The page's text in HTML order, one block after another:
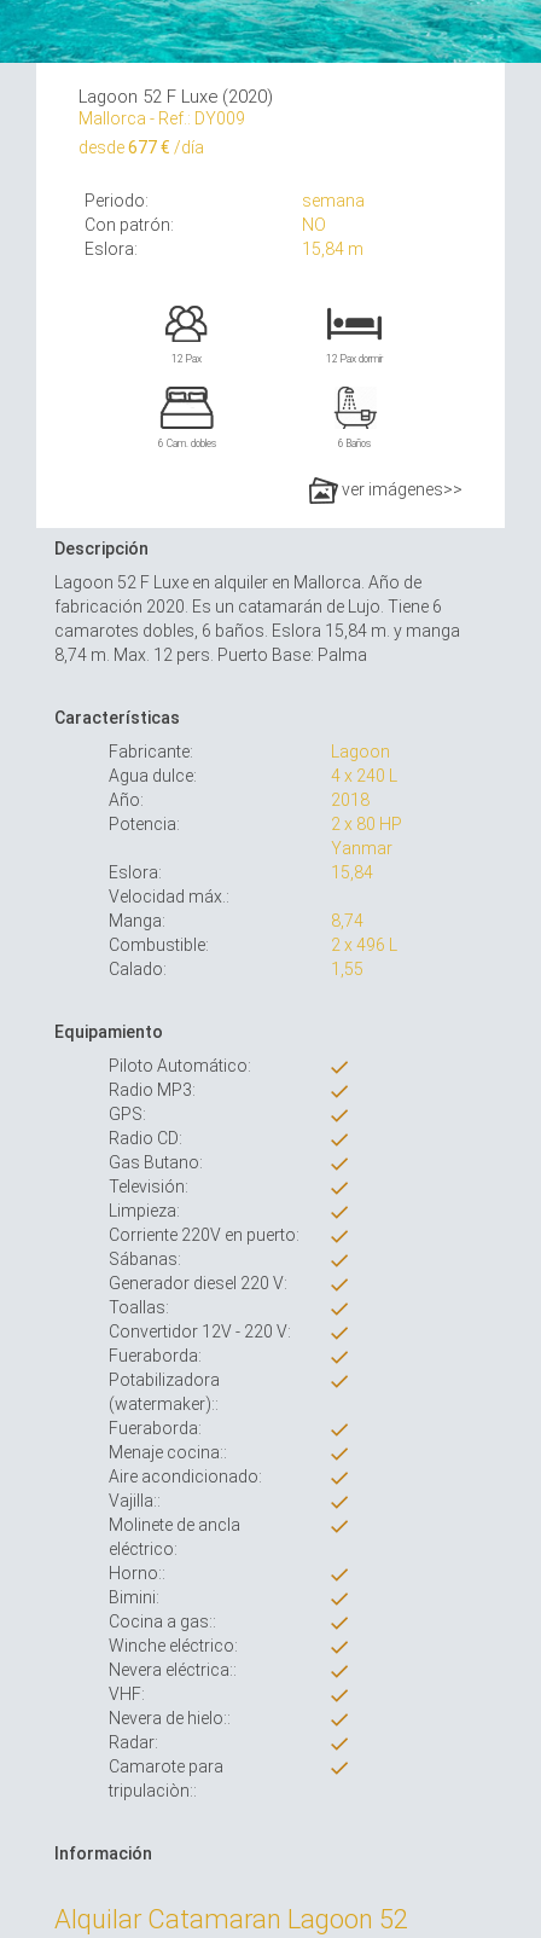
Lagoon 52 F Luxe (2020)
Mallorca - Ref.: DY009
desde677 € /día
Periodo:
semana
Con patrón:
NO
Eslora:
15,84 m
12 Pax 12 Pax dormir
6 Cam. dobles 6 Baños
ver imágenes>>
Descripción
Lagoon 52 F Luxe en alquiler en Mallorca. Año de
fabricación 2020. Es un catamarán de Lujo. Tiene 6
camarotes dobles, 6 baños. Eslora 15,84 m. y manga
8,74 m. Max. 12 pers. Puerto Base: Palma
Características
Fabricante:
Lagoon
Agua dulce:
4 x 240 L
Año:
2018
Potencia:
2 x 80 HP
Yanmar
Eslora:
15,84
Velocidad máx.:
Manga:
8,74
Combustible:
2 x 496 L
Calado:
1,55
Equipamiento
Piloto Automático:
Radio MP3:
GPS:
Radio CD:
Gas Butano:
Televisión:
Limpieza:
Corriente 220V en puerto:
Sábanas:
Generador diesel 220 V:
Toallas:
Convertidor 12V - 220 V:
Fueraborda:
Potabilizadora
(watermaker)::
Fueraborda:
Menaje cocina::
Aire acondicionado:
Vajilla::
Molinete de ancla
eléctrico:
Horno::
Bimini:
Cocina a gas::
Winche eléctrico:
Nevera eléctrica::
VHF:
Nevera de hielo::
Radar:
Camarote para
tripulaciòn::
Información
Alquilar Сatamaran Lagoon 52